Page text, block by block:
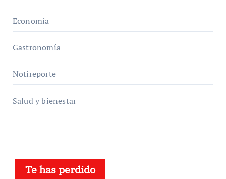
Economía
Gastronomía
Notireporte
Salud y bienestar
Te has perdido